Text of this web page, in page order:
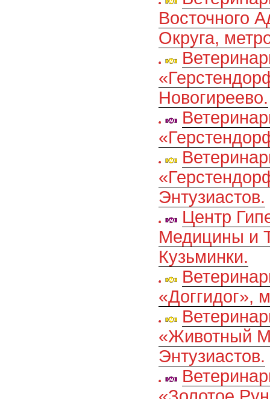
Восточного
Округа,
Новогиреево.
Энтузиастов.
Центр
Медицины и
Кузьминки.
«Доггидог»,
«Животный
Энтузиастов.